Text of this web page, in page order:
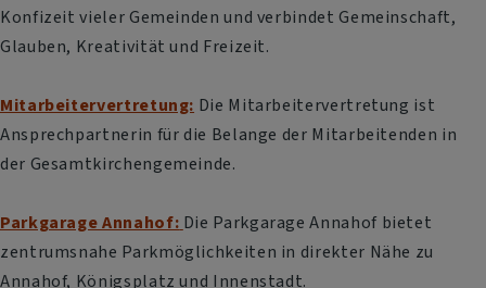
Konfizeit vieler Gemeinden und verbindet Gemeinschaft,
Glauben, Kreativität und Freizeit.
Mitarbeitervertretung: Die Mitarbeitervertretung ist
Ansprechpartnerin für die Belange der Mitarbeitenden in
der Gesamtkirchengemeinde.
Parkgarage Annahof: Die Parkgarage Annahof bietet
zentrumsnahe Parkmöglichkeiten in direkter Nähe zu
Annahof, Königsplatz und Innenstadt.